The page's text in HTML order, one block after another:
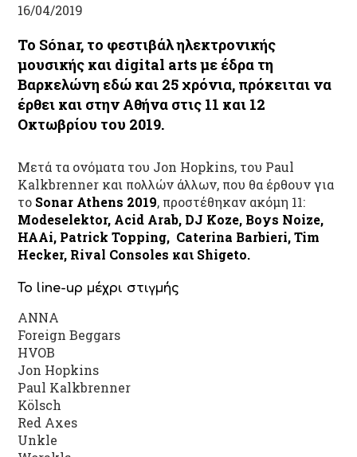
16/04/2019
Το Sónar, το φεστιβάλ ηλεκτρονικής
μουσικής και digital arts με έδρα τη
Βαρκελώνη εδώ και 25 χρόνια, πρόκειται να
έρθει και στην Αθήνα στις 11 και 12
Οκτωβρίου του 2019.
Μετά τα ονόματα του Jon Hopkins, του Paul
Kalkbrenner και πολλών άλλων, που θα έρθουν για
το Sonar Athens 2019, προστέθηκαν ακόμη 11:
Modeselektor, Acid Arab, DJ Koze, Boys Noize,
HAAi, Patrick Topping, Caterina Barbieri, Tim
Hecker, Rival Consoles και Shigeto.
Το line-up μέχρι στιγμής
ΑΝΝΑ
Foreign Beggars
HVOB
Jon Hopkins
Paul Kalkbrenner
Kölsch
Red Axes
Unkle